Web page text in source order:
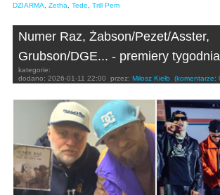
DZIARMA
Zetha Tede Trill Pem
Numer Raz, Żabson/Pezet/Asster,
Grubson/DGE... - premiery
kategorie:
dodano: 2026-01-11 22:00 przez: Miłosz Kiełb (komentarze: